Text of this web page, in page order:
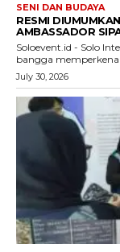
SENI DAN BUDAYA
RESMI
AMBASSADOR
Soloevent.id - Solo
bangga
July 30, 2026